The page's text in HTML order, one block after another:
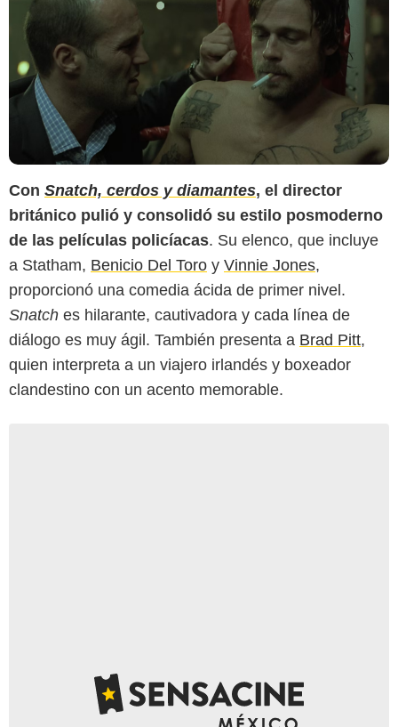
Con Snatch, cerdos y diamantes, el director
británico pulió y consolidó su estilo posmoderno
de las películas policíacas. Su elenco, que incluye
a Statham, Benicio Del Toro y Vinnie Jones,
proporcionó una comedia ácida de primer nivel.
Snatch es hilarante, cautivadora y cada línea de
diálogo es muy ágil. También presenta a Brad Pitt,
quien interpreta a un viajero irlandés y boxeador
clandestino con un acento memorable.